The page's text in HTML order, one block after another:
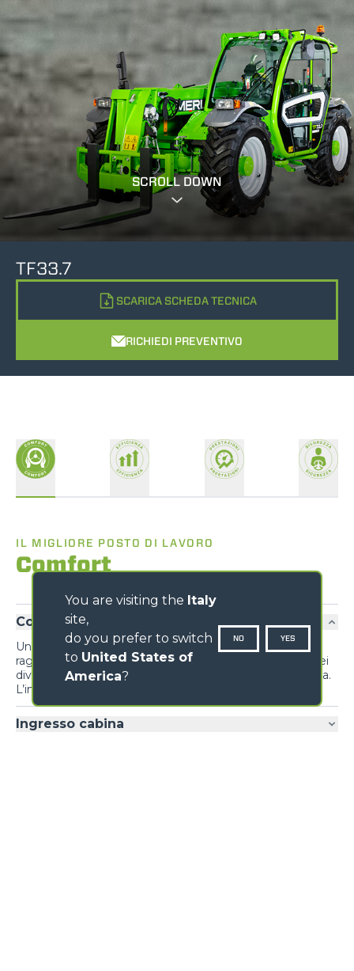
SCROLL DOWN
TF33.7
SCARICA SCHEDA TECNICA
RICHIEDI PREVENTIVO
IL MIGLIORE POSTO DI LAVORO
Comfort
Comfort esclusivo
Un inedito design privilegia funzionalità e comfort,
raggruppando informazioni al conducente e comandi dei
diversi sistemi e dispositivi per massimizzare l’ergonomia.
L’inversore al volante è replicato anche su joystick
Ingresso cabina
You are visiting the Italy
site,
do you prefer to switch
to United States of
America?
NO YES